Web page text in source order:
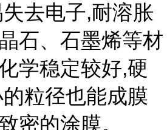
去电子,耐溶胀
石、石墨烯等材
学稳定较好,硬
粒径也能成膜
密的涂膜。